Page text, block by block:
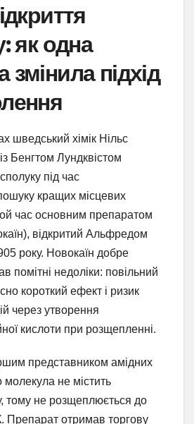
як одна
змінила підхід
шведський хімік Нільс
Бенгтом Лундквістом
під час
кращих місцевих
час основним препаратом
відкритий Альфредом
року. Новокаїн добре
помітні недоліки: повільний
короткий ефект і ризик
через утворення
кислоти при розщепленні.
представником амідних
молекула не містить
тому не розщеплюється до
Препарат отримав торгову